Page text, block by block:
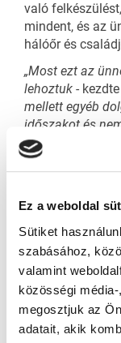
Ez a weboldal
Sütiket
szabásához,
valamint
közösségi
megosztjuk az
adatait, akik
való
mindent, és az
hálóőr és
„Most ezt az
lehoztuk -
mellett egyéb
időszakot és n
nagyon jól tudta
szakaszt.
megcsinálni,
karácsonyfáról
vagyunk rajta, a
megveregetheti
Meccs meccs